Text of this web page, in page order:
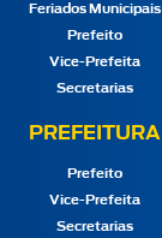
Feriados Municipais
Prefeito
Vice-Prefeita
Secretarias
PREFEITURA
Prefeito
Vice-Prefeita
Secretarias